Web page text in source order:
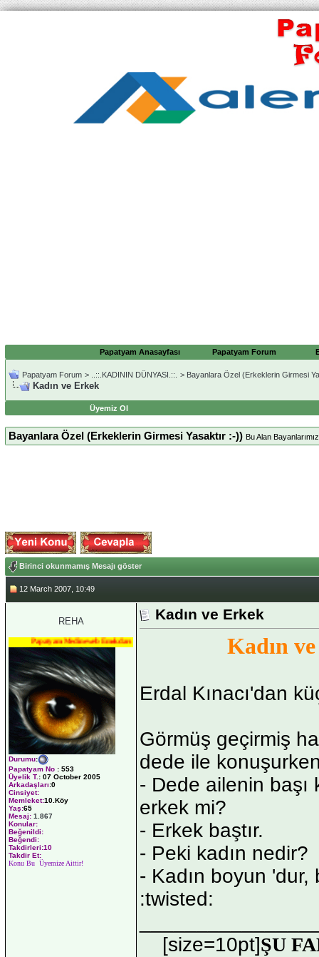
Papatyam Anasayfası Papatyam Forum
Papatyam Forum > ..::.KADININ DÜNYASI.::. > Bayanlara Özel (Erkeklerin Girmesi
Kadın ve Erkek
Üyemiz Ol
Bayanlara Özel (Erkeklerin Girmesi Yasaktır :-)) Bu Alan
Birinci okunmamış Mesajı göster
12 March 2007, 10:49
REHA
Papatyam Medineweb Emekdarı
Durumu:
Papatyam No : 553
Üyelik T. : 07 October 2005
Arkadaşları:0
Cinsiyet:
Memleket:10.Köy
Yaş:65
Mesaj: 1.867
Konular:
Beğenildi:
Beğendi:
Takdirleri:10
Takdir Et:
Konu Bu Üyemize Aittir!
Kadın ve Erkek
Kadın
Erdal Kınacı'dan
Görmüş geçirmiş
dede ile
- Dede ailenin başı
erkek mi?
- Erkek baştır.
- Peki kadın nedir?
- Kadın boyun 'dur,
:twisted:
[size=10pt]ŞU